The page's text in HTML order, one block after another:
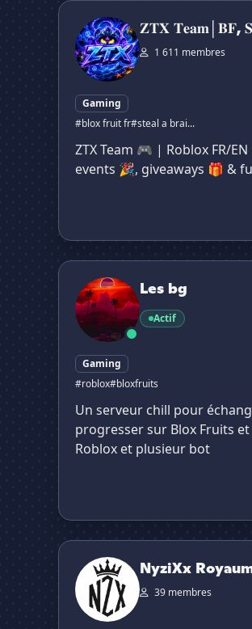
𝐙𝐓𝐗 𝐓𝐞𝐚𝐦│𝐁𝐅, 𝐒𝐀𝐁 & 𝐆𝐀𝐆𝟐
𝐙𝐓𝐗 𝐓𝐞𝐚𝐦│𝐁𝐅,
1 611 membres
Gaming
#blox fruit fr#steal a brai...
ZTX Team 🎮 | Roblox FR/
events 🎉, giveaways 🎁 &
Les bg
Les bg
Actif
Gaming
#roblox#bloxfruits
Un serveur chill pour
progresser sur Blox Fruits
Roblox et plusieur bot
NyziXx Royaume
NyziXx
39 membres